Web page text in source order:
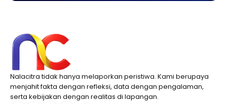
Nalacitra tidak hanya melaporkan peristiwa. Kami berupaya
menjahit fakta dengan refleksi, data dengan pengalaman,
serta kebijakan dengan realitas di lapangan.